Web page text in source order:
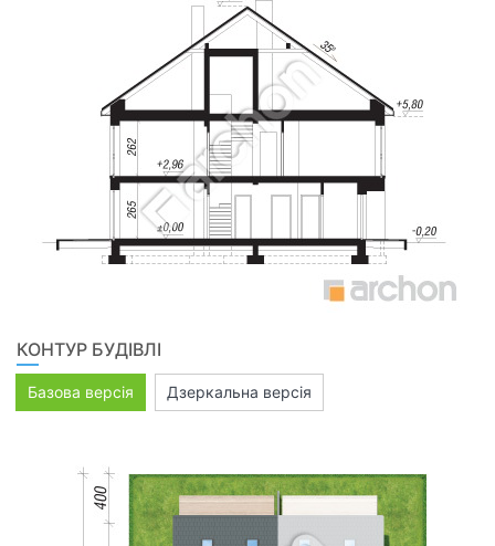
КОНТУР БУДІВЛІ
Базова версія Дзеркальна версія